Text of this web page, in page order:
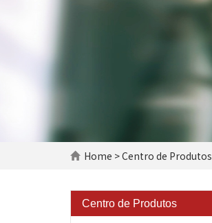
Home >Centro de Produtos
Centro de Produtos